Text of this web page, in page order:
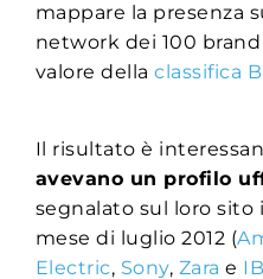
mappare la presenza
network dei 100
valore dellaclassifica
Il risultato è
avevano un profilo
segnalato sul loro sito
mese di luglio 2012 (
Electric, Sony, Zara e